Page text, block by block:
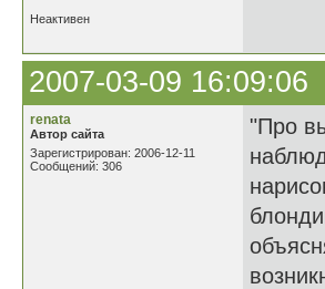
Неактивен
2007-03-09 16:09:06
renata
Автор сайта
Зарегистрирован: 2006-12-11
Сообщений: 306
"Про